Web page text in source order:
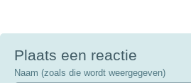
Plaats een reactie
Naam (zoals die wordt weergegeven)